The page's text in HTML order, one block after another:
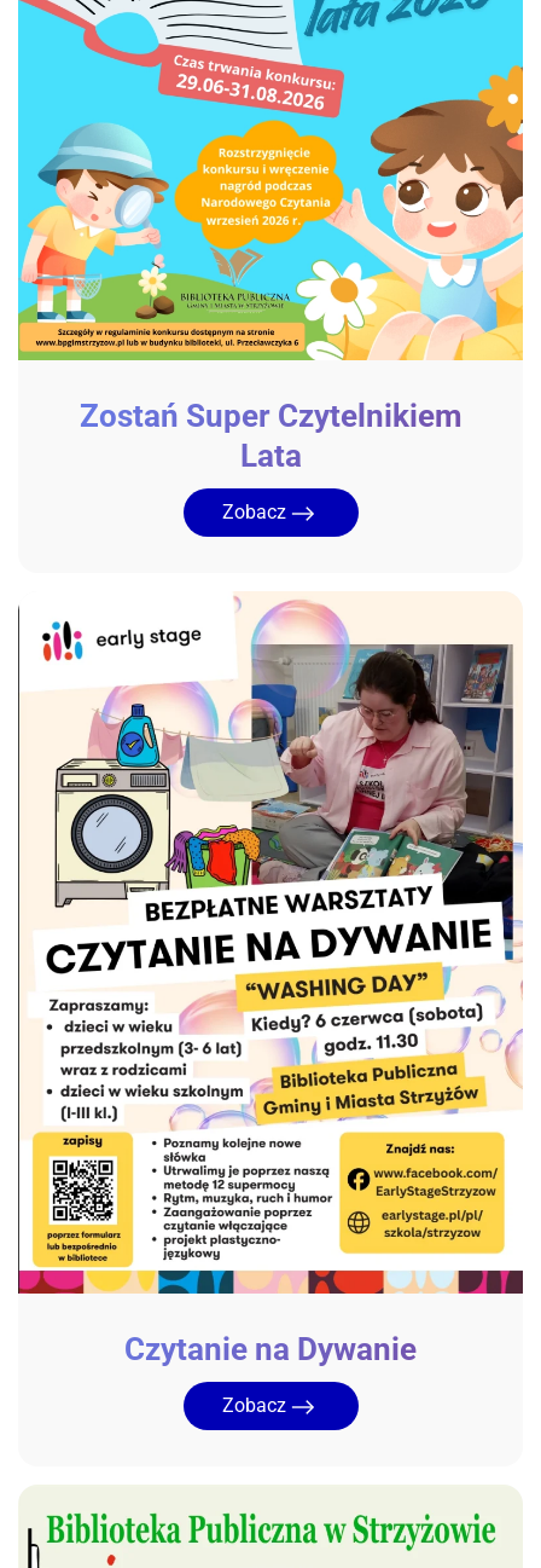
Zostań Super Czytelnikiem
Lata
Zobacz
Czytanie na Dywanie
Zobacz